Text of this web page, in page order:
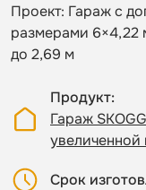
Проект: Гараж с
размерами 6×4,22
до 2,69 м
Продукт
Гараж
Срок